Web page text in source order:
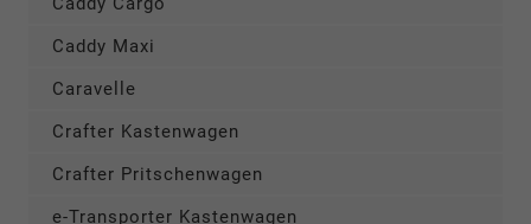
Caddy Maxi
Caravelle
Crafter Kastenwagen
Crafter Pritschenwagen
e-Transporter Kastenwagen